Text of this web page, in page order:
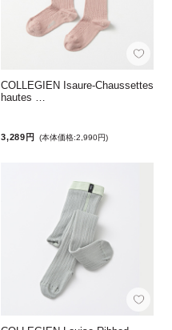
COLLEGIEN Isaure-Chaussettes
hautes …
3,289円 (本体価格:2,990円)